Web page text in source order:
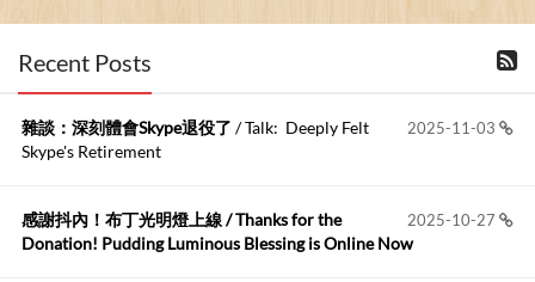
2026-06-18
布丁布丁吃布丁
kage好像也可以下載整個網站 感謝分享
Anonymous:
https://github.com/t...
布丁布丁吃布丁:
我目前並沒有常駐的Google Home...
Recent Posts
2025-11-03
雜談：深刻體會Skype退役了 / Talk: Deeply Felt
Skype's Retirement
2025-10-27
感謝抖內！布丁光明燈上線 / Thanks for the
Donation! Pudding Luminous Blessing is Online Now